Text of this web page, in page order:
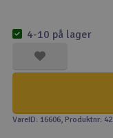
Helikopter
4-10 på lager
VareID: 16606, Produktnr: